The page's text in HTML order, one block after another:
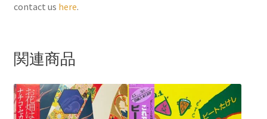
o
r
contact us here.
関連商品